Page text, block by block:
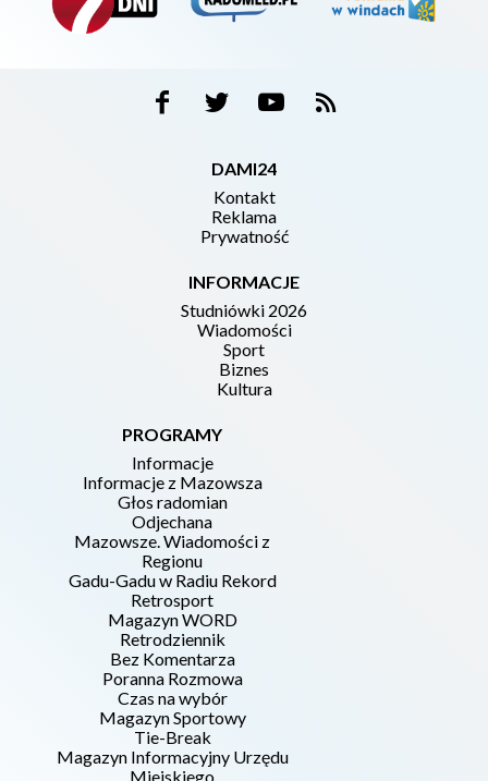
DAMI24
Kontakt
Reklama
Prywatność
INFORMACJE
Studniówki 2026
Wiadomości
Sport
Biznes
Kultura
PROGRAMY
Informacje
Informacje z Mazowsza
Głos radomian
Odjechana
Mazowsze. Wiadomości z
Regionu
Gadu-Gadu w Radiu Rekord
Retrosport
Magazyn WORD
Retrodziennik
Bez Komentarza
Poranna Rozmowa
Czas na wybór
Magazyn Sportowy
Tie-Break
Magazyn Informacyjny Urzędu
Miejskiego